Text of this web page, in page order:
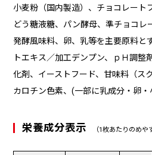
小麦粉（国内製造）、チョコレート
どう糖液糖、パン酵母、準チョコレ
発酵風味料、卵、乳等を主要原料と
トエキス／加工デンプン、ｐＨ調整
化剤、イーストフード、甘味料（ス
カロチン色素、(一部に乳成分・卵
栄養成分表示 （1枚あたりのめや